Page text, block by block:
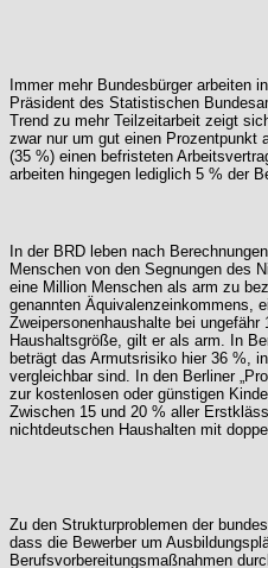
Immer mehr Bundesbürger arbeiten
Präsident des Statistischen
Trend zu mehr Teilzeitarbeit zeigt
zwar nur um gut einen Prozentpunkt
(35 %) einen befristeten
arbeiten hingegen lediglich 5 % der
In der BRD leben nach
Menschen von den Segnungen des
eine Million Menschen als arm zu
genannten Äquivalenzeinkommens,
Zweipersonenhaushalte bei
Haushaltsgröße, gilt er als arm. In
beträgt das Armutsrisiko hier 36 %,
vergleichbar sind. In den Berliner
zur kostenlosen oder günstigen
Zwischen 15 und 20 % aller
nichtdeutschen Haushalten mit
Zu den Strukturproblemen der
dass die Bewerber um
Berufsvorbereitungsmaßnahmen